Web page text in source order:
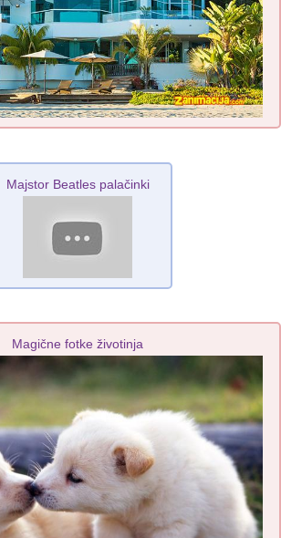
Majstor Beatles palačinki
Magične fotke životinja